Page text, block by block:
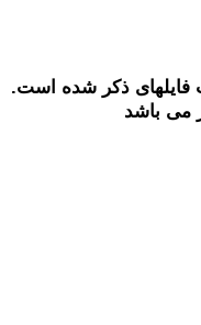
فایلهای ذکر شده است.
می باشد